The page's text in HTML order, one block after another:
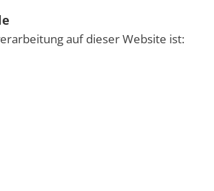
auf dieser Website ist: